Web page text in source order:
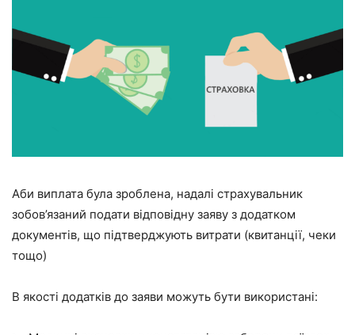
Аби виплата була зроблена, надалі страхувальник
зобов’язаний подати відповідну заяву з додатком
документів, що підтверджують витрати (квитанції, чеки
тощо)
В якості додатків до заяви можуть бути використані: